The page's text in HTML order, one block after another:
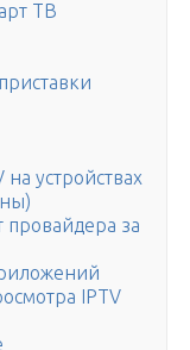
ТВ
устройствах
провайдера за
IPTV